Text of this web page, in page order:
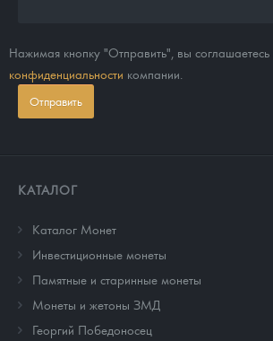
Нажимая кнопку "Отправить", вы соглашаетесь
конфиденциальности компании.
Отправить
КАТАЛОГ
Каталог Монет
Инвестиционные монеты
Памятные и старинные монеты
Монеты и жетоны ЗМД
Георгий Победоносец